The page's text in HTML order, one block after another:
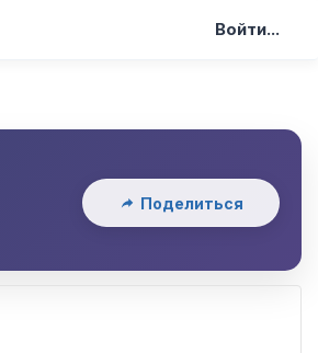
Войти...
Поделиться